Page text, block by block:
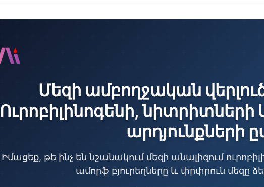
Մեզի ամբողջական
Ուրոբիլինոգենի, նիտրիտների
արդյունքների
Իմացեք, թե ինչ են նշանակում մեզի անալիզում
ամորֆ բյուրեղները և փրփրուն մեզը